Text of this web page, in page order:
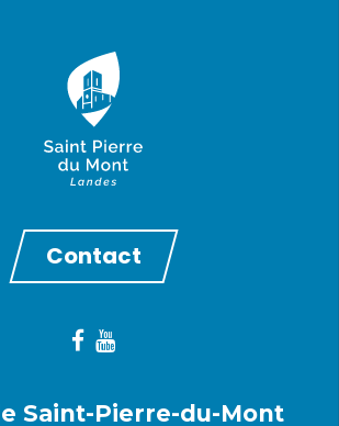
Contact
Saint-Pierre-du-Mont